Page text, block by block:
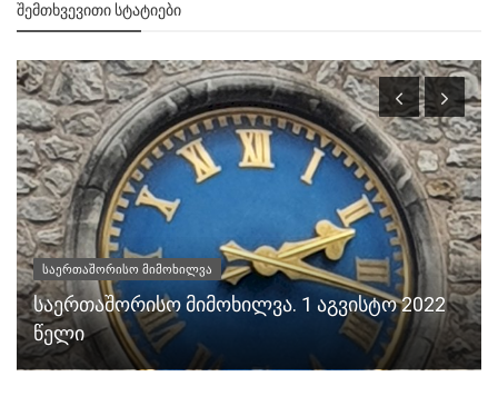
ᲨᲔᲛᲗᲮᲕᲔᲕᲘᲗᲘ ᲡᲢᲐᲢᲘᲔᲑᲘ
საერთაშორისო მიმოხილვა
საერთაშორისო მიმოხილვა. 1 აგვისტო 2022
წელი